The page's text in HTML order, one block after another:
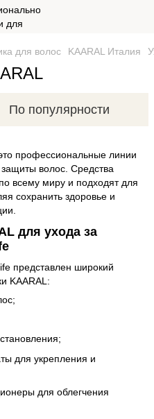
для волос KAARAL Италия
По популярности
профессиональные линии
волос. Средства
всему миру и подходят для
сохранить здоровье и
для ухода за
представлен широкий
KAARAL:
для укрепления и
для облегчения